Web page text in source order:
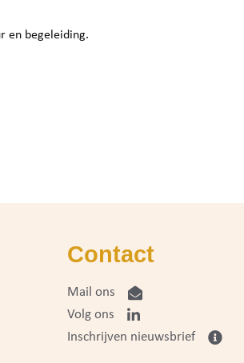
en begeleiding.
Contact
Mail ons
Volg ons
Inschrijven nieuwsbrief